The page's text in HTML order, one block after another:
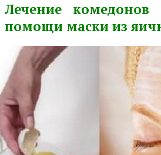
Лечение
помощи маски из